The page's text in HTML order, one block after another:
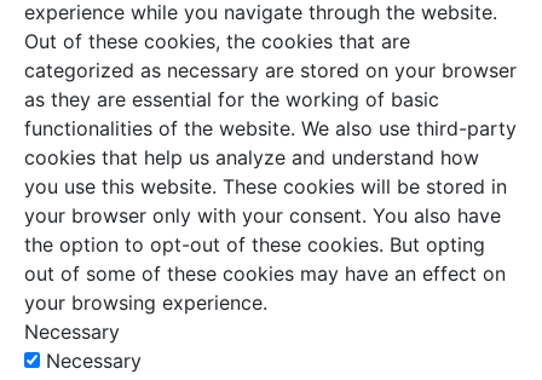
experience while you navigate through the website.
Out of these cookies, the cookies that are
categorized as necessary are stored on your browser
as they are essential for the working of basic
functionalities of the website. We also use third-party
cookies that help us analyze and understand how
you use this website. These cookies will be stored in
your browser only with your consent. You also have
the option to opt-out of these cookies. But opting
out of some of these cookies may have an effect on
your browsing experience.
Necessary
Necessary